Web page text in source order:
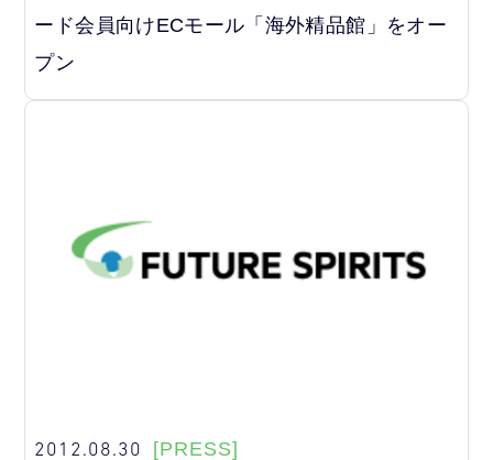
ード会員向けECモール「海外精品館」をオー
プン
2012.08.30 [PRESS]